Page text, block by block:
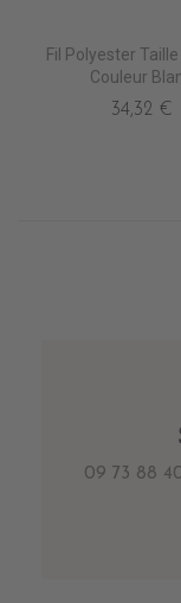
Fil Polyester
Couleur
34,32 €
09 73 88